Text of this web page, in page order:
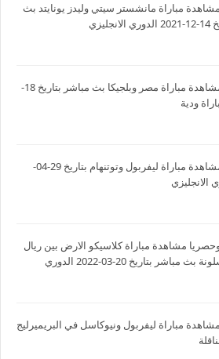
مباراة مانشستر سيتي وليدز يونايتد بث
بث مبآشرمشاهدة مباراة مصر وبلجيكا بث مباشر بتاريخ 18-
بث مباشرمشاهدة مباراة ليفربول وتوتنهام بتاريخ 29-04-
مشاهدة مباراة كلاسيكو الارض بين ريال
مدريد وبرشلونة بث مباشر بتاريخ 20-03-2022 الدوري
مباراة ليفربول ونيوكاسل في البريميرليج